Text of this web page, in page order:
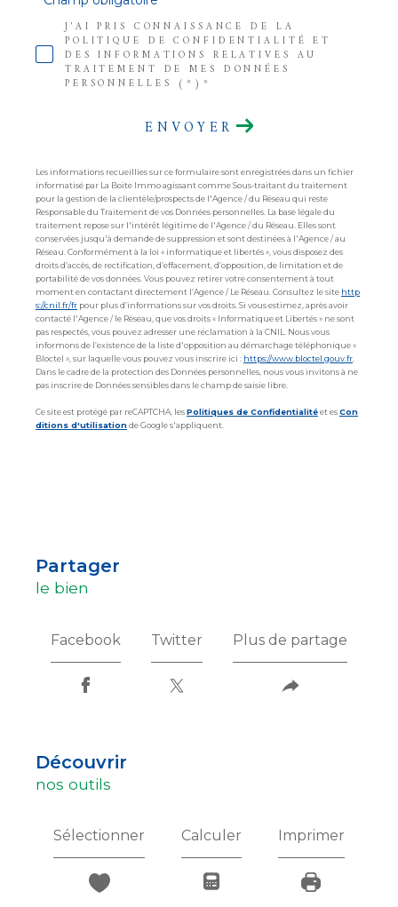
J'AI PRIS CONNAISSANCE DE LA
POLITIQUE DE CONFIDENTIALITÉ ET
DES INFORMATIONS RELATIVES AU
TRAITEMENT DE MES DONNÉES
PERSONNELLES (*)*
ENVOYER
Les informations recueillies sur ce formulaire sont enregistrées dans un fichier
informatisé par La Boite Immo agissant comme Sous-traitant du traitement
pour la gestion de la clientèle/prospects de l'Agence / du Réseau qui reste
Responsable du Traitement de vos Données personnelles. La base légale du
traitement repose sur l'intérêt légitime de l'Agence / du Réseau. Elles sont
conservées jusqu'à demande de suppression et sont destinées à l'Agence / au
Réseau. Conformément à la loi « informatique et libertés », vous disposez des
droits d’accès, de rectification, d’effacement, d’opposition, de limitation et de
portabilité de vos données. Vous pouvez retirer votre consentement à tout
moment en contactant directement l’Agence / Le Réseau. Consultez le site http
s://cnil.fr/fr pour plus d’informations sur vos droits. Si vous estimez, après avoir
contacté l'Agence / le Réseau, que vos droits « Informatique et Libertés » ne sont
pas respectés, vous pouvez adresser une réclamation à la CNIL. Nous vous
informons de l’existence de la liste d'opposition au démarchage téléphonique «
Bloctel », sur laquelle vous pouvez vous inscrire ici : https://www.bloctel.gouv.fr
Dans le cadre de la protection des Données personnelles, nous vous invitons à ne
pas inscrire de Données sensibles dans le champ de saisie libre.
Ce site est protégé par reCAPTCHA, lesPolitiques de Confidentialitéet esCon
ditions d'utilisationde Google s'appliquent.
partager
le bien
Facebook Twitter Plus de partage
découvrir
nos outils
Sélectionner Calculer Imprimer